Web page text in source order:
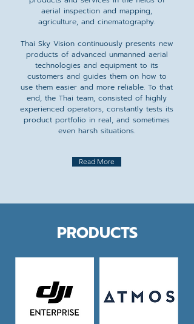
aerial inspection and mapping,
agriculture, and cinematography.
Thai Sky Vision continuously presents new
products of advanced unmanned aerial
technologies and equipment to its
customers and guides them on how to
use them easier and more reliable. To that
end, the Thai team, consisted of highly
experienced operators, constantly tests its
product portfolio in real, and sometimes
even harsh situations.
Read More
PRODUCTS